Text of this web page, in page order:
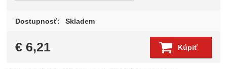
Dostupnosť: Skladem
€ 6,21 Kúpiť